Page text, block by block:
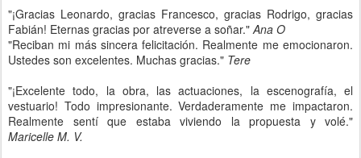
"¡Gracias Leonardo, gracias Francesco, gracias Rodrigo, gracias
Fabián! Eternas gracias por atreverse a soñar."Ana O
"Reciban mi más sincera felicitación. Realmente me emocionaron.
Ustedes son excelentes. Muchas gracias." Tere
"¡Excelente todo, la obra, las actuaciones, la escenografía, el
vestuario! Todo impresionante. Verdaderamente me impactaron.
Realmente sentí que estaba viviendo la propuesta y volé."
Maricelle M. V.